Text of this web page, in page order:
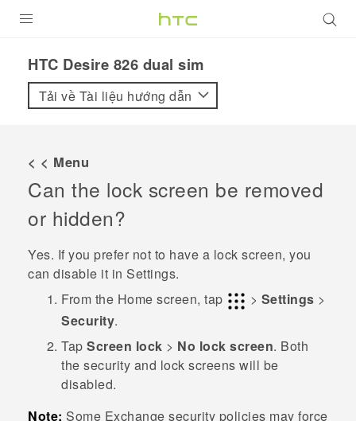
VIVE
VIVERSE
ỨNG DỤNG
HỖ TRỢ
HTC Desire 826 dual sim‎
Tải về Tài liệu hướng dẫn
< < Menu
Can the lock screen be removed
or hidden?
Yes. If you prefer not to have a lock screen, you
can disable it in Settings.
From the Home screen, tap > Settings >
Security.
Tap Screen lock > No lock screen. Both
the security and lock screens will be
disabled.
Note: Some Exchange security policies may force